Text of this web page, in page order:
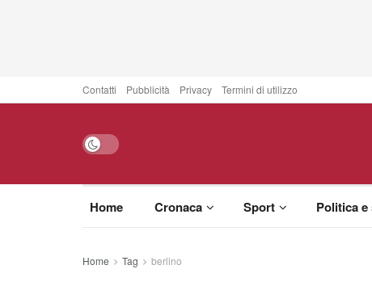
Contatti Pubblicità Privacy Termini di utilizzo
Home Cronaca Sport Politica
Home Tag berlino